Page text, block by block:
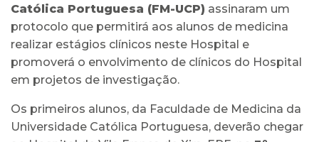
Católica Portuguesa (FM-UCP) assinaram um
protocolo que permitirá aos alunos de medicina
realizar estágios clínicos neste Hospital e
promoverá o envolvimento de clínicos do Hospital
em projetos de investigação.
Os primeiros alunos, da Faculdade de Medicina da
Universidade Católica Portuguesa, deverão chegar